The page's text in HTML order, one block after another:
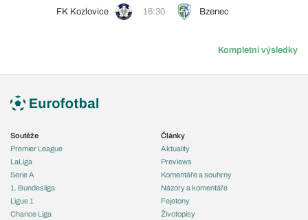
FK Kozlovice 16:30 Bzenec
Kompletní výsledky
Soutěže
Premier League
LaLiga
Serie A
1. Bundesliga
Ligue 1
Chance Liga
Články
Aktuality
Previews
Komentáře a souhrny
Názory a komentáře
Fejetony
Životopisy